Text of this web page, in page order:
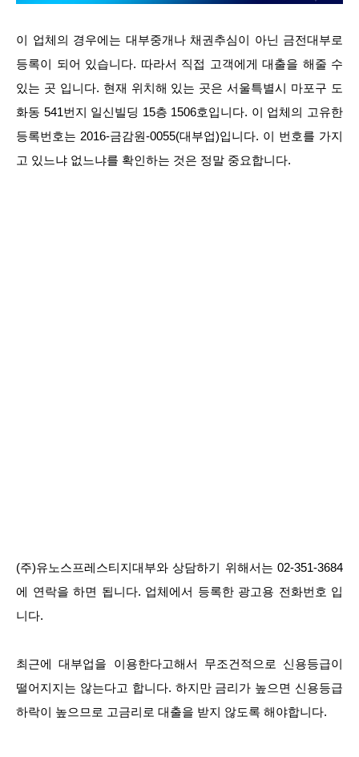
이 업체의 경우에는 대부중개나 채권추심이 아닌 금전대부로
등록이 되어 있습니다. 따라서 직접 고객에게 대출을 해줄 수
있는 곳 입니다. 현재 위치해 있는 곳은 서울특별시 마포구 도
화동 541번지 일신빌딩 15층 1506호입니다. 이 업체의 고유한
등록번호는 2016-금감원-0055(대부업)입니다. 이 번호를 가지
고 있느냐 없느냐를 확인하는 것은 정말 중요합니다.
(주)유노스프레스티지대부와 상담하기 위해서는 02-351-3684
에 연락을 하면 됩니다. 업체에서 등록한 광고용 전화번호 입
니다.
최근에 대부업을 이용한다고해서 무조건적으로 신용등급이
떨어지지는 않는다고 합니다. 하지만 금리가 높으면 신용등급
하락이 높으므로 고금리로 대출을 받지 않도록 해야합니다.